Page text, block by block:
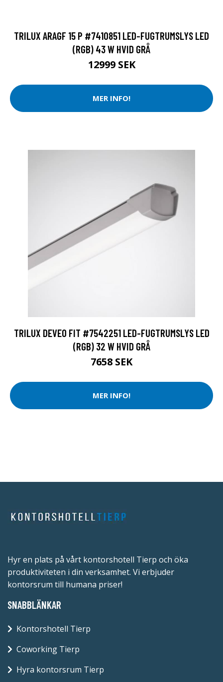
TRILUX ARAGF 15 P #7410851 LED-FUGTRUMSLYS LED
(RGB) 43 W HVID GRÅ
12999 SEK
MER INFO!
TRILUX DEVEO FIT #7542251 LED-FUGTRUMSLYS LED
(RGB) 32 W HVID GRÅ
7658 SEK
MER INFO!
Hyr en plats på vårt kontorshotell Tierp och öka
produktiviteten i din verksamhet. Vi erbjuder
kontorsrum till humana priser!
SNABBLÄNKAR
Kontorshotell Tierp
Coworking Tierp
Hyra kontorsrum Tierp